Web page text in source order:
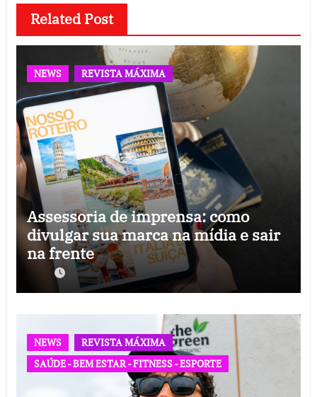
Related Post
NEWS REVISTA MÁXIMA
Assessoria de imprensa: como
divulgar sua marca na mídia e sair
na frente
NEWS
REVISTA MÁXIMA
SAÚDE - BEM ESTAR - FITNESS - ESPORTE